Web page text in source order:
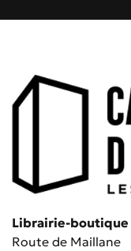
Librairie-boutique
Route de Maillane